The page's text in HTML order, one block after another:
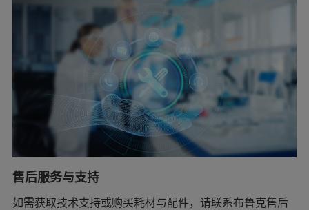
售后服务与支持
如需获取技术支持或购买耗材与配件，请联系布鲁克售后